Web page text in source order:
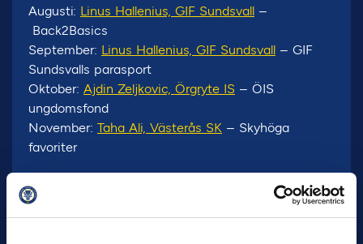
Augusti: Linus Hallenius, GIF Sundsvall –
Back2Basics
September: Linus Hallenius, GIF Sundsvall – GIF
Sundsvalls parasport
Oktober: Ajdin Zeljkovic, Örgryte IS – ÖIS
ungdomsfond
November: Taha Ali, Västerås SK – Skyhöga
favoriter
April:
– Ung cancer
Maj:Robin Asterhed/Jonas Thern, IFK Värnamo–